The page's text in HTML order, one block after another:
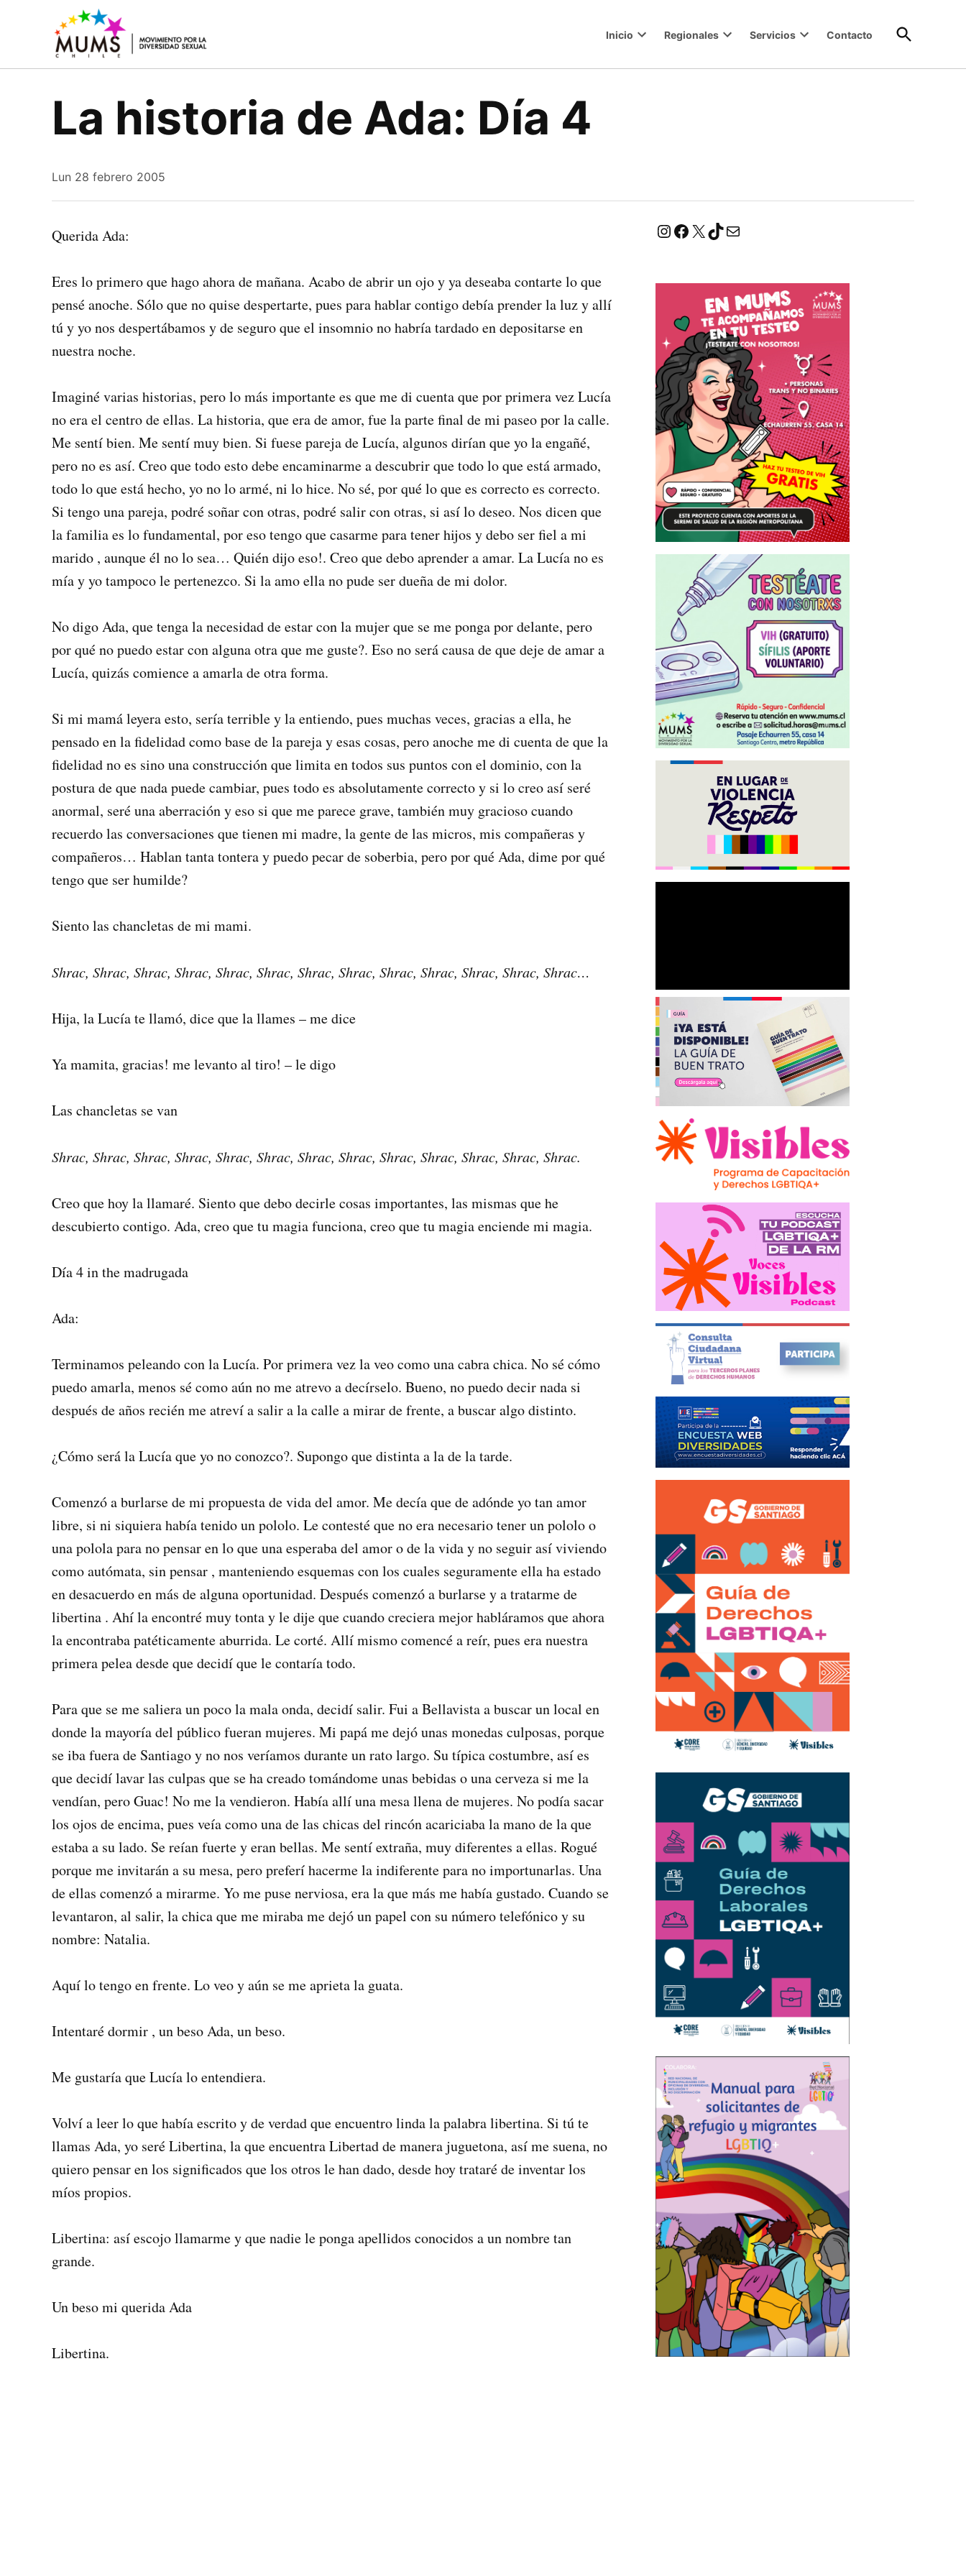
contenido
Movimiento
Diversidad
Sexual y de
político
por los
derechos
civiles y
género
Inicio Regionales Servicios Contacto
Open
Search
La historia de Ada: Día 4
Lun 28 febrero 2005
Querida Ada:
Eres lo primero que hago ahora de mañana. Acabo de abrir un ojo y ya deseaba contarte lo que
pensé anoche. Sólo que no quise despertarte, pues para hablar contigo debía prender la luz y allí
tú y yo nos despertábamos y de seguro que el insomnio no habría tardado en depositarse en
nuestra noche.
Imaginé varias historias, pero lo más importante es que me di cuenta que por primera vez Lucía
no era el centro de ellas. La historia, que era de amor, fue la parte final de mi paseo por la calle.
Me sentí bien. Me sentí muy bien. Si fuese pareja de Lucía, algunos dirían que yo la engañé,
pero no es así. Creo que todo esto debe encaminarme a descubrir que todo lo que está armado,
todo lo que está hecho, yo no lo armé, ni lo hice. No sé, por qué lo que es correcto es correcto.
Si tengo una pareja, podré soñar con otras, podré salir con otras, si así lo deseo. Nos dicen que
la familia es lo fundamental, por eso tengo que casarme para tener hijos y debo ser fiel a mi
marido , aunque él no lo sea… Quién dijo eso!. Creo que debo aprender a amar. La Lucía no es
mía y yo tampoco le pertenezco. Si la amo ella no pude ser dueña de mi dolor.
No digo Ada, que tenga la necesidad de estar con la mujer que se me ponga por delante, pero
por qué no puedo estar con alguna otra que me guste?. Eso no será causa de que deje de amar a
Lucía, quizás comience a amarla de otra forma.
Si mi mamá leyera esto, sería terrible y la entiendo, pues muchas veces, gracias a ella, he
pensado en la fidelidad como base de la pareja y esas cosas, pero anoche me di cuenta de que la
fidelidad no es sino una construcción que limita en todos sus puntos con el dominio, con la
postura de que nada puede cambiar, pues todo es absolutamente correcto y si lo creo así seré
anormal, seré una aberración y eso si que me parece grave, también muy gracioso cuando
recuerdo las conversaciones que tienen mi madre, la gente de las micros, mis compañeras y
compañeros… Hablan tanta tontera y puedo pecar de soberbia, pero por qué Ada, dime por qué
tengo que ser humilde?
Siento las chancletas de mi mami.
Shrac, Shrac, Shrac, Shrac, Shrac, Shrac, Shrac, Shrac, Shrac, Shrac, Shrac, Shrac, Shrac…
Hija, la Lucía te llamó, dice que la llames – me dice
Ya mamita, gracias! me levanto al tiro! – le digo
Las chancletas se van
Shrac, Shrac, Shrac, Shrac, Shrac, Shrac, Shrac, Shrac, Shrac, Shrac, Shrac, Shrac, Shrac.
Creo que hoy la llamaré. Siento que debo decirle cosas importantes, las mismas que he
descubierto contigo. Ada, creo que tu magia funciona, creo que tu magia enciende mi magia.
Día 4 in the madrugada
Ada:
Terminamos peleando con la Lucía. Por primera vez la veo como una cabra chica. No sé cómo
puedo amarla, menos sé como aún no me atrevo a decírselo. Bueno, no puedo decir nada si
después de años recién me atreví a salir a la calle a mirar de frente, a buscar algo distinto.
¿Cómo será la Lucía que yo no conozco?. Supongo que distinta a la de la tarde.
Comenzó a burlarse de mi propuesta de vida del amor. Me decía que de adónde yo tan amor
libre, si ni siquiera había tenido un pololo. Le contesté que no era necesario tener un pololo o
una polola para no pensar en lo que una esperaba del amor o de la vida y no seguir así viviendo
como autómata, sin pensar , manteniendo esquemas con los cuales seguramente ella ha estado
en desacuerdo en más de alguna oportunidad. Después comenzó a burlarse y a tratarme de
libertina . Ahí la encontré muy tonta y le dije que cuando creciera mejor habláramos que ahora
la encontraba patéticamente aburrida. Le corté. Allí mismo comencé a reír, pues era nuestra
primera pelea desde que decidí que le contaría todo.
Para que se me saliera un poco la mala onda, decidí salir. Fui a Bellavista a buscar un local en
donde la mayoría del público fueran mujeres. Mi papá me dejó unas monedas culposas, porque
se iba fuera de Santiago y no nos veríamos durante un rato largo. Su típica costumbre, así es
que decidí lavar las culpas que se ha creado tomándome unas bebidas o una cerveza si me la
vendían, pero Guac! No me la vendieron. Había allí una mesa llena de mujeres. No podía sacar
los ojos de encima, pues veía como una de las chicas del rincón acariciaba la mano de la que
estaba a su lado. Se reían fuerte y eran bellas. Me sentí extraña, muy diferentes a ellas. Rogué
porque me invitarán a su mesa, pero preferí hacerme la indiferente para no importunarlas. Una
de ellas comenzó a mirarme. Yo me puse nerviosa, era la que más me había gustado. Cuando se
levantaron, al salir, la chica que me miraba me dejó un papel con su número telefónico y su
nombre: Natalia.
Aquí lo tengo en frente. Lo veo y aún se me aprieta la guata.
Intentaré dormir , un beso Ada, un beso.
Me gustaría que Lucía lo entendiera.
Volví a leer lo que había escrito y de verdad que encuentro linda la palabra libertina. Si tú te
llamas Ada, yo seré Libertina, la que encuentra Libertad de manera juguetona, así me suena, no
quiero pensar en los significados que los otros le han dado, desde hoy trataré de inventar los
míos propios.
Libertina: así escojo llamarme y que nadie le ponga apellidos conocidos a un nombre tan
grande.
Un beso mi querida Ada
Libertina.
Instagram
Facebook
X TikTok
Correo electrónico